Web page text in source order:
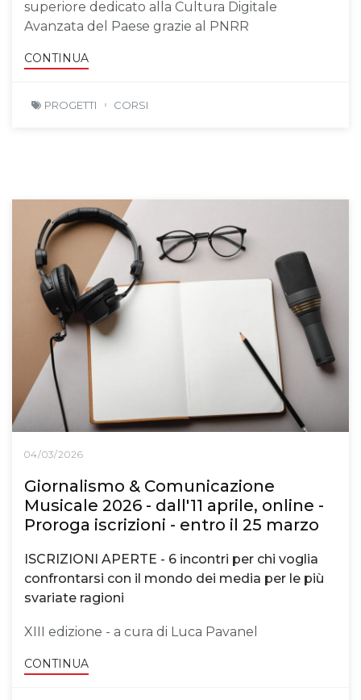
superiore dedicato alla Cultura Digitale
Avanzata del Paese grazie al PNRR
CONTINUA
PROGETTI CORSI
04/03/2026
Giornalismo & Comunicazione
Musicale 2026 - dall'11 aprile, online -
Proroga iscrizioni - entro il 25 marzo
ISCRIZIONI APERTE - 6 incontri per chi voglia
confrontarsi con il mondo dei media per le più
svariate ragioni
XIII edizione - a cura di Luca Pavanel
CONTINUA